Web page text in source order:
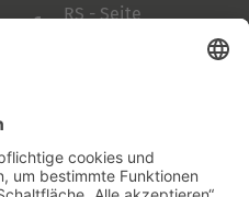
RS - Seite